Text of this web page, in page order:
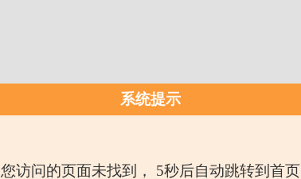
系统提示
您访问的页面未找到， 5秒后自动跳转到首页